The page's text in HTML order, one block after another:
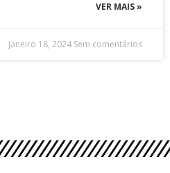
VER MAIS »
Janeiro 18, 2024 Sem comentários